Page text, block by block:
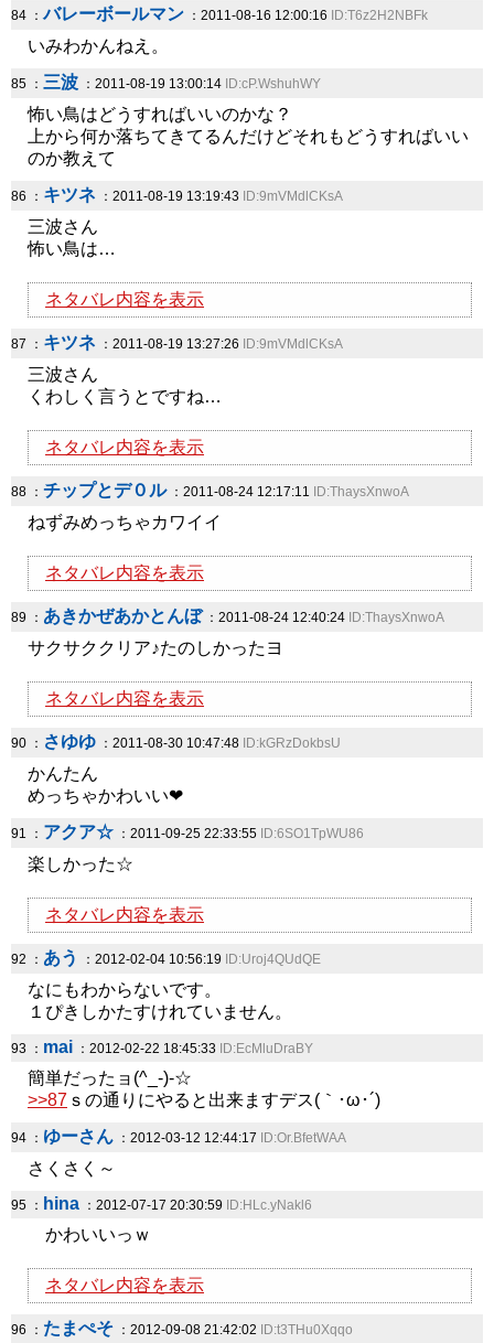
84 ：バレーボールマン ：2011-08-16 12:00:16 ID:T6z2H2NBFk
いみわかんねえ。
85 ： 三波 ：2011-08-19 13:00:14 ID:cP.WshuhWY
怖い鳥はどうすればいいのかな？
上から何か落ちてきてるんだけどそれもどうすればいい
のか教えて
86 ： キツネ ：2011-08-19 13:19:43 ID:9mVMdlCKsA
三波さん
怖い鳥は…
ネタバレ内容を表示
87 ： キツネ ：2011-08-19 13:27:26 ID:9mVMdlCKsA
三波さん
くわしく言うとですね…
ネタバレ内容を表示
88 ： チップとデ０ル：2011-08-24 12:17:11 ID:ThaysXnwoA
ねずみめっちゃカワイイ
ネタバレ内容を表示
89 ： あきかぜあかとんぼ ：2011-08-24 12:40:24 ID:ThaysXnwoA
サクサククリア♪たのしかったヨ
ネタバレ内容を表示
90 ： さゆゆ ：2011-08-30 10:47:48 ID:kGRzDokbsU
かんたん
めっちゃかわいい❤
91 ： アクア☆ ：2011-09-25 22:33:55 ID:6SO1TpWU86
楽しかった☆
ネタバレ内容を表示
92 ： あう ：2012-02-04 10:56:19 ID:Uroj4QUdQE
なにもわからないです。
１ぴきしかたすけれていません。
93 ： mai ：2012-02-22 18:45:33 ID:EcMluDraBY
簡単だったョ(^_-)-☆
>>87 ｓの通りにやると出来ますデス(｀･ω･´)ゝ
94 ： ゆーさん ：2012-03-12 12:44:17 ID:Or.BfetWAA
さくさく～
95 ： hina ：2012-07-17 20:30:59 ID:HLc.yNakl6
かわいいっｗ
ネタバレ内容を表示
96 ： たまぺそ ：2012-09-08 21:42:02 ID:t3THu0Xqqo